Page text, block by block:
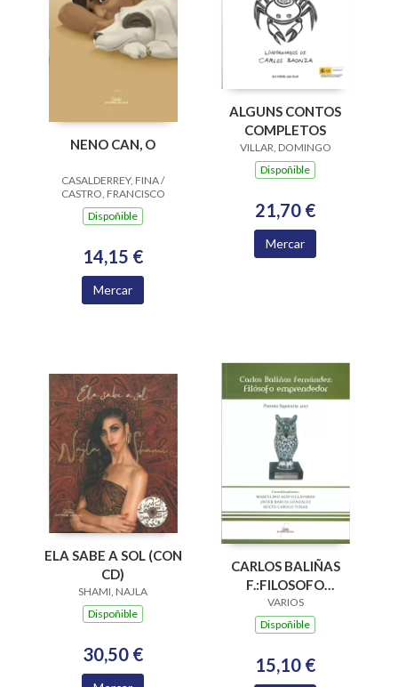
NENO CAN, O
CASALDERREY, FINA /
CASTRO, FRANCISCO
Dispoñible
14,15 €
Mercar
ALGUNS CONTOS
COMPLETOS
VILLAR, DOMINGO
Dispoñible
21,70 €
Mercar
ELA SABE A SOL (CON
CD)
SHAMI, NAJLA
Dispoñible
30,50 €
CARLOS BALIÑAS
F.:FILOSOFO
EMPRENDEDOR
(PREM.SAPIENTIA
VARIOS
Dispoñible
15,10 €